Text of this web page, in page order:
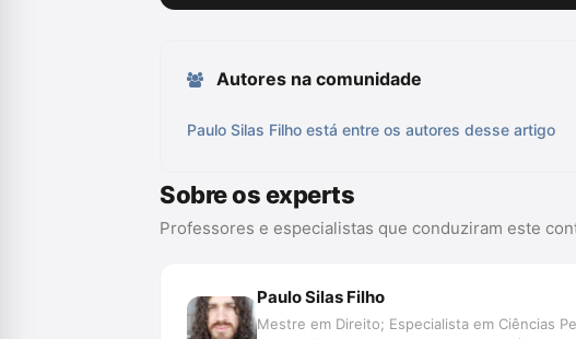
Autores na comunidade
Paulo Silas Filho está entre os autores desse artigo
Sobre os experts
Professores e especialistas que conduziram este
Paulo Silas Filho
Mestre em Direito; Especialista em Ciências